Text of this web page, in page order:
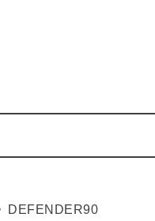
DEFENDER90